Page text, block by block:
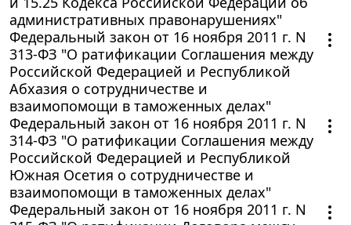
административных правонарушениях"
Федеральный закон от 16 ноября 2011 г. N
313-ФЗ "О ратификации Соглашения между
Российской Федерацией и Республикой
Абхазия о сотрудничестве и
взаимопомощи в таможенных делах"
Федеральный закон от 16 ноября 2011 г. N
314-ФЗ "О ратификации Соглашения между
Российской Федерацией и Республикой
Южная Осетия о сотрудничестве и
взаимопомощи в таможенных делах"
Федеральный закон от 16 ноября 2011 г. N